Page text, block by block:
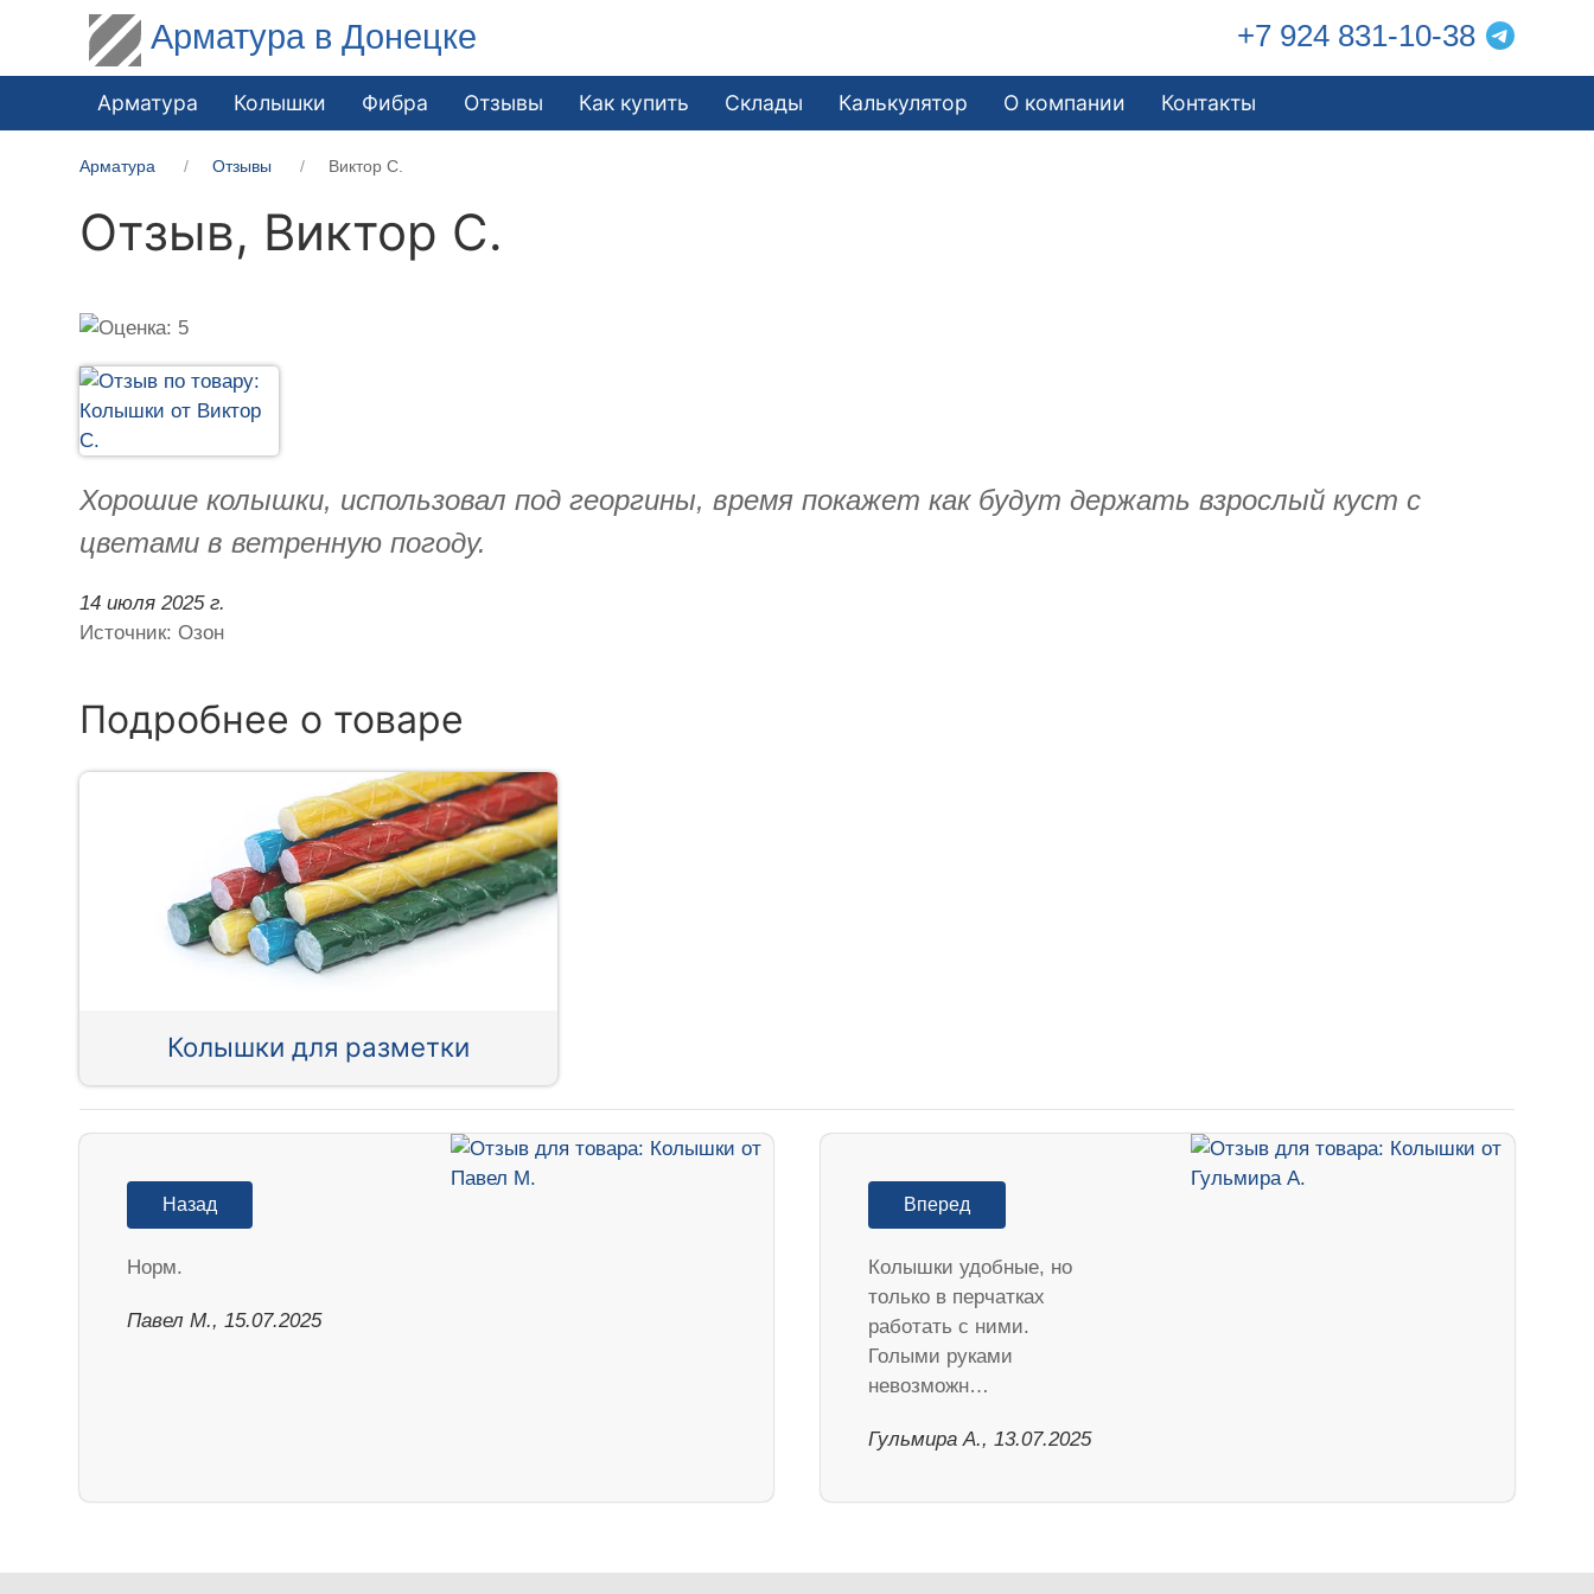
Арматура в Донецке +7 924 831-10-38
Арматура Колышки Фибра Отзывы Как купить Склады Калькулятор О компании Контакты
Арматура Отзывы Виктор С.
Отзыв, Виктор С.
Хорошие колышки, использовал под георгины, время покажет как будут держать взрослый куст с
цветами в ветренную погоду.
14 июля 2025 г.
Источник: Озон
Подробнее о товаре
Колышки для разметки
Назад
Норм.
Павел М., 15.07.2025
Вперед
Колышки удобные, но
только в перчатках
работать с ними.
Голыми руками
невозможн…
Гульмира А., 13.07.2025